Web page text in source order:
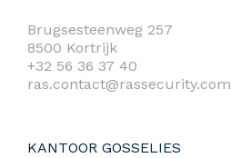
Brugsesteenweg 257
8500 Kortrijk
+32 56 36 37 40
ras.contact@rassecurity.com
KANTOOR GOSSELIES